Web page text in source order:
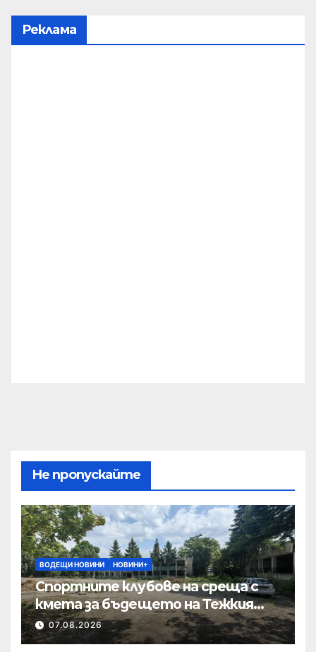
Реклама
Не пропускайте
ВОДЕЩИ НОВИНИ НОВИНИ+
Спортните клубове на среща с
кмета за бъдещето на Тежкия
полк
07.08.2026